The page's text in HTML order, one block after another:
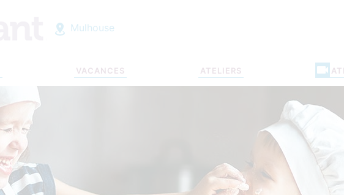
Mulhouse
VACANCES ATELIERS